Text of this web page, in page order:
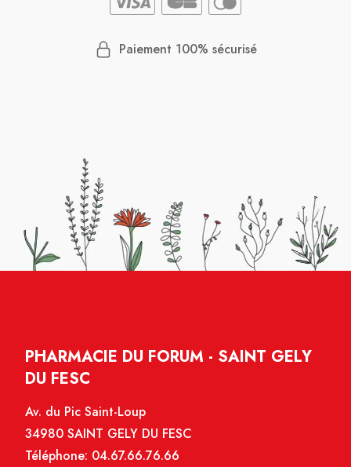
Paiement 100% sécurisé
PHARMACIE DU FORUM - SAINT GELY
DU FESC
Av. du Pic Saint-Loup
34980 SAINT GELY DU FESC
Téléphone: 04.67.66.76.66